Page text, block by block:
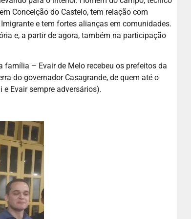
Conceição do Castelo, tem relação com
e tem fortes alianças em comunidades.
e, a partir de agora, também na participação
– Evair de Melo recebeu os prefeitos da
do governador Casagrande, de quem até o
Evair sempre adversários).